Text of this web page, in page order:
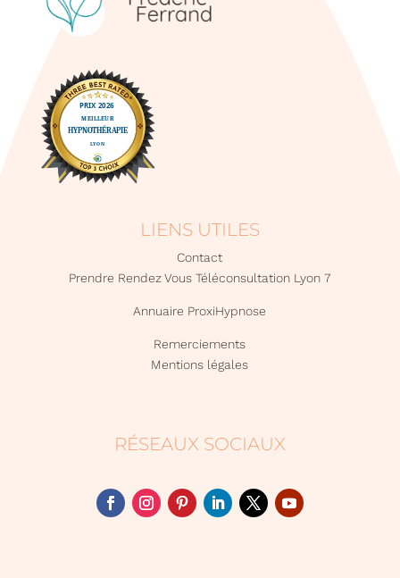
LIENS UTILES
Contact
Prendre Rendez Vous Téléconsultation Lyon 7
Annuaire ProxiHypnose
Remerciements
Mentions légales
RÉSEAUX SOCIAUX